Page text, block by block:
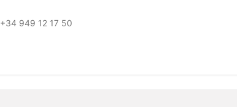
+34 949 12 17 50